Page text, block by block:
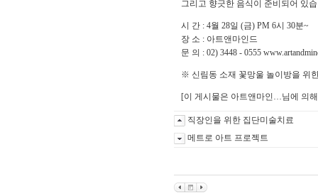
그리고 향긋한 음식이 준비되어 있
시 간 : 4월 28일 (금) PM 6시 30분~
장 소 : 아트앤마인드
문 의 : 02) 3448 - 0555
※ 신림동 소재 꽃망울 놀이방을 위
[이 게시물은 아트앤마인…님에 의해
직장인을 위한 집단미술치료
메트로 아트 프로젝트